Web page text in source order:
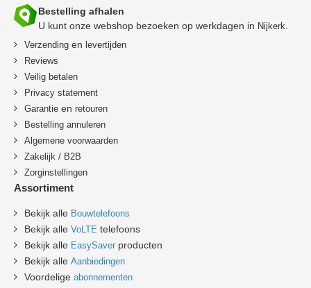
Bestelling afhalen
U kunt onze webshop bezoeken op werkdagen in Nijkerk
Verzending en levertijden
Reviews
Veilig betalen
Privacy statement
Garantie en retouren
Bestelling annuleren
Algemene voorwaarden
Zakelijk / B2B
Zorginstellingen
Assortiment
Bekijk alle Bouwtelefoons
Bekijk alle VoLTE telefoons
Bekijk alle EasySaver producten
Bekijk alle Aanbiedingen
Voordelige abonnementen